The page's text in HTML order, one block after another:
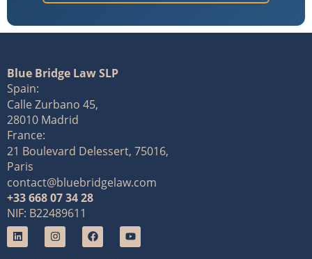
Blue Bridge Law SLP
Spain:
Calle Zurbano 45,
28010 Madrid
France:
21 Boulevard Delessert, 75016,
Paris
contact@bluebridgelaw.com
+33 668 07 34 28
NIF: B22489611